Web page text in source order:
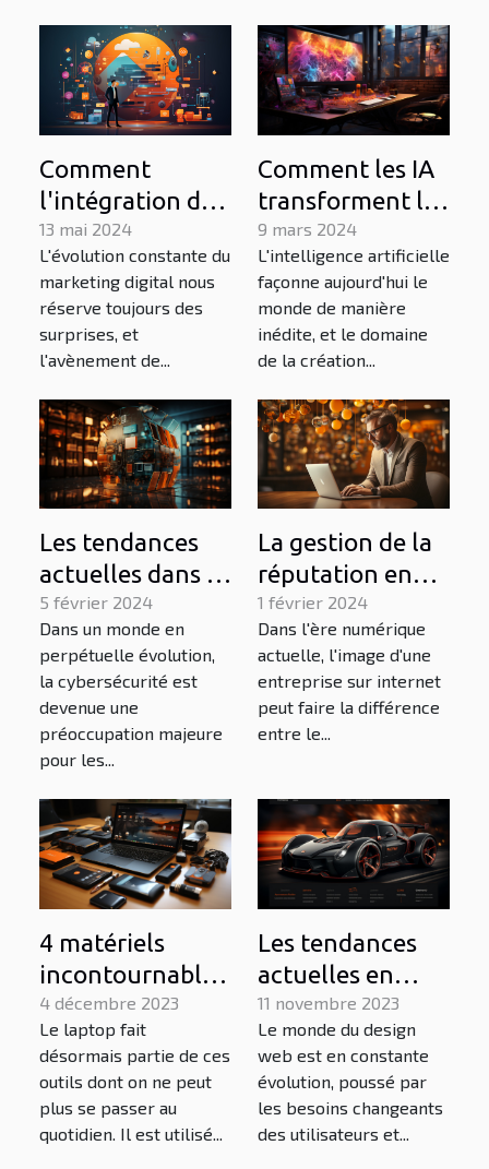
Comment
l'intégration de
l'IA dans les
stratégies SEO
transforme le
paysage du
marketing
13 mai 2024
L'évolution constante du
marketing digital nous
réserve toujours des
surprises, et
l'avènement de...
Comment les IA
transforment la
création de
contenu visuel
en ligne
9 mars 2024
L'intelligence artificielle
façonne aujourd'hui le
monde de manière
inédite, et le domaine
de la création...
Les tendances
actuelles dans la
cybersécurité et
leur impact sur
le commerce
5 février 2024
Dans un monde en
perpétuelle évolution,
la cybersécurité est
devenue une
préoccupation majeure
pour les...
La gestion de la
réputation en
ligne pour les
entrepreneurs et
startups
1 février 2024
Dans l'ère numérique
actuelle, l'image d'une
entreprise sur internet
peut faire la différence
entre le...
4 matériels
incontournables
pour booster les
performances de
son laptop
4 décembre 2023
Le laptop fait
désormais partie de ces
outils dont on ne peut
plus se passer au
quotidien. Il est utilisé...
Les tendances
actuelles en
design web pour
les sites internet
de la région du
Mans
11 novembre 2023
Le monde du design
web est en constante
évolution, poussé par
les besoins changeants
des utilisateurs et...